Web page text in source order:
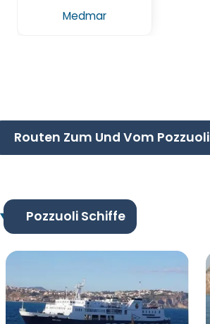
Medmar
Routen Zum Und Vom Pozzuoli
Pozzuoli Schiffe